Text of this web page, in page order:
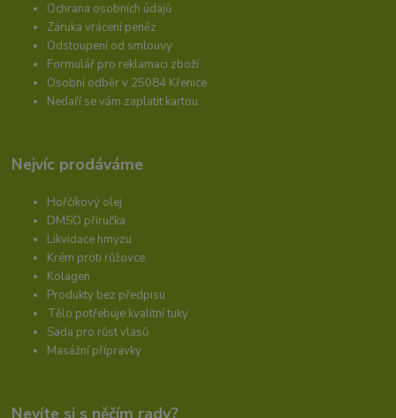
Ochrana osobních údajů
Záruka vrácení peněz
Odstoupení od smlouvy
Formulář pro reklamaci zboží
Osobní odběr v 25084 Křenice
Nedaří se vám zaplatit kartou
Nejvíc prodáváme
Hořčíkový olej
DMSO příručka
Likvidace hmyzu
Krém proti růžovce
Kolagen
Produkty bez předpisu
Tělo potřebuje kvalitní tuky
Sada pro růst vlasů
Masážní přípravky
Nevíte si s něčím rady?